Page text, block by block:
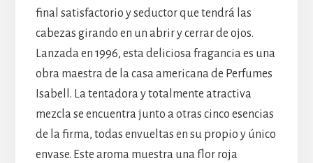
final satisfactorio y seductor que tendrá las
cabezas girando en un abrir y cerrar de ojos.
Lanzada en 1996, esta deliciosa fragancia es una
obra maestra de la casa americana de Perfumes
Isabell. La tentadora y totalmente atractiva
mezcla se encuentra junto a otras cinco esencias
de la firma, todas envueltas en su propio y único
envase. Este aroma muestra una flor roja